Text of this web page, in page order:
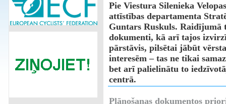
Pie Viestura Silenieka
attīstības departamenta
Guntars Ruskuls. Raidījumā
dokumenti, kā arī tajos
pārstāvis, pilsētai jābūt
interesēm – tas ne tikai
bet arī palielinātu to
centrā.
Plānošanas dokumentos